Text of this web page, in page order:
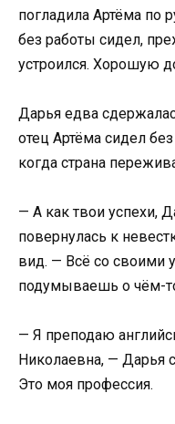
погладила Артёма по
без работы сидел,
устроился. Хорошую
Дарья едва
отец Артёма сидел
когда страна
— А как твои успехи,
повернулась к
вид. — Всё со своими
подумываешь о чём-
— Я преподаю
Николаевна, — Дарья
Это моя профессия.